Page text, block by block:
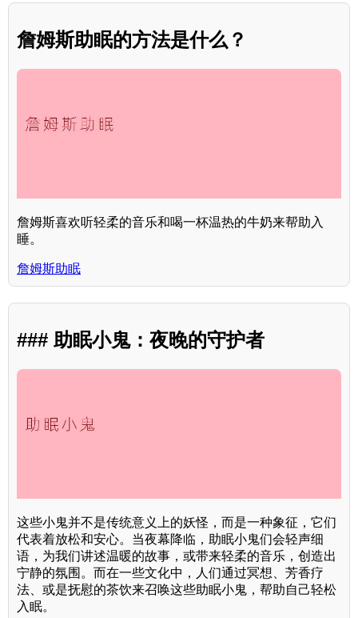
詹姆斯助眠的方法是什么？
詹姆斯喜欢听轻柔的音乐和喝一杯温热的牛奶来帮助入
睡。
詹姆斯助眠
### 助眠小鬼：夜晚的守护者
这些小鬼并不是传统意义上的妖怪，而是一种象征，它们
代表着放松和安心。当夜幕降临，助眠小鬼们会轻声细
语，为我们讲述温暖的故事，或带来轻柔的音乐，创造出
宁静的氛围。而在一些文化中，人们通过冥想、芳香疗
法、或是抚慰的茶饮来召唤这些助眠小鬼，帮助自己轻松
入眠。